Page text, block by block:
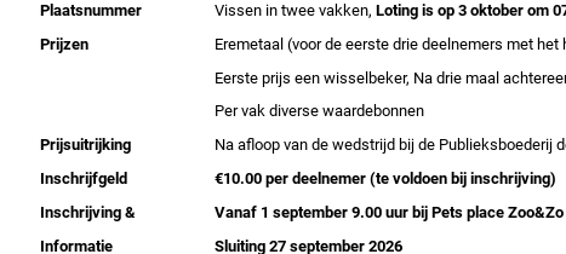
Plaatsnummer
Vissen in twee vakken, Loting is op 3 oktober om
Prijzen
Eremetaal (voor de eerste drie deelnemers met
Eerste prijs een wisselbeker, Na drie maal
Per vak diverse waardebonnen
Prijsuitrijking
Na afloop van de wedstrijd bij de Publieksboederij
Inschrijfgeld
€10.00 per deelnemer (te voldoen bij inschrijving)
Inschrijving &
Vanaf 1 september 9.00 uur bij Pets place
Informatie
Sluiting 27 september 2026